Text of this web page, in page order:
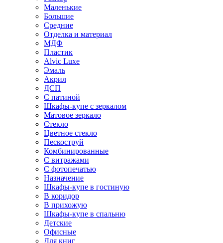
Маленькие
Большие
Средние
Отделка и материал
МДФ
Пластик
Alvic Luxe
Эмаль
Акрил
ДСП
С патиной
Шкафы-купе с зеркалом
Матовое зеркало
Стекло
Цветное стекло
Пескоструй
Комбинированные
С витражами
С фотопечатью
Назначение
Шкафы-купе в гостиную
В коридор
В прихожую
Шкафы-купе в спальню
Детские
Офисные
Для книг